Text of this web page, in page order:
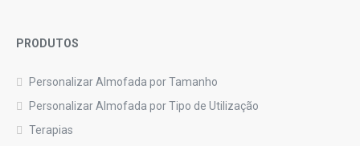
PRODUTOS
Personalizar Almofada por Tamanho
Personalizar Almofada por Tipo de Utilização
Terapias